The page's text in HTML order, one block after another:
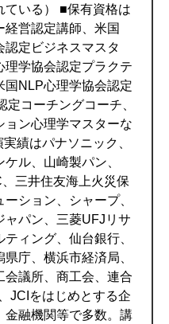
ている） ■保有資格は
経営認定講師、米国
認定ビジネスマスタ
理学協会認定プラクテ
国NLP心理学協会認定
定コーチングコーチ、
ョン心理学マスターな
績はパナソニック、
ル、山崎製パン、
三井住友海上火災保
ション、シャープ、
ャパン、三菱UFJリサ
ィング、仙台銀行、
庁、横浜市経済局、
会議所、商工会、連合
JCIをはじめとする企
金融機関等で多数。講